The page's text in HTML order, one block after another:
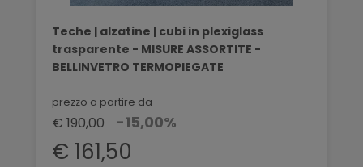
Teche | alzatine | cubi in plexiglass
trasparente - MISURE ASSORTITE -
BELLINVETRO TERMOPIEGATE
prezzo a partire da
€ 190,00 -15,00%
€ 161,50